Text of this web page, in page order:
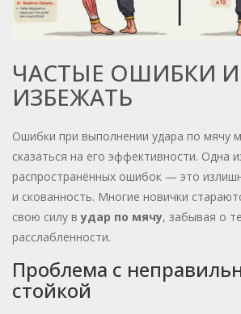
ЧАСТЫЕ ОШИБКИ И
ИЗБЕЖАТЬ
Ошибки при выполнении удара по мячу
сказаться на его эффективности. Одна
распространённых ошибок — это
и скованность. Многие новички
свою силу вудар по мячу, забывая о
расслабленности.
Проблема с
стойкой